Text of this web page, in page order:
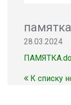
28.03.2024
К списку